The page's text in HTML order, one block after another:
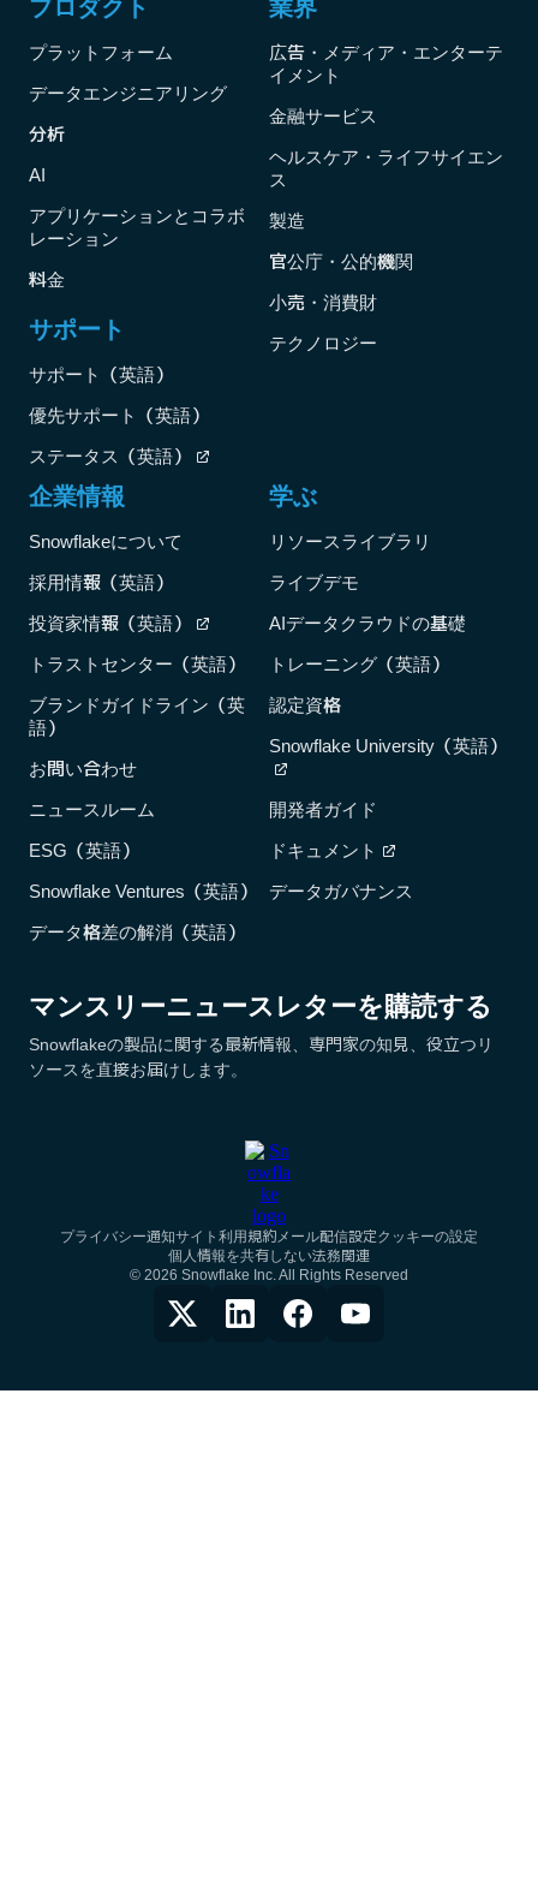
マンスリーニュースレターを購読する
Snowflakeの製品に関する最新情報、専門家の知見、役立つリ
ソースを直接お届けします。
プロダクト
プラットフォーム
データエンジニアリング
分析
AI
アプリケーションとコラボ
レーション
料金
サポート
サポート（英語）
優先サポート（英語）
ステータス（英語）
業界
広告・メディア・エンターテ
イメント
金融サービス
ヘルスケア・ライフサイエン
ス
製造
官公庁・公的機関
小売・消費財
テクノロジー
企業情報
Snowflakeについて
採用情報（英語）
投資家情報（英語）
トラストセンター（英語）
ブランドガイドライン（英
語）
お問い合わせ
ニュースルーム
ESG（英語）
Snowflake Ventures（英語）
データ格差の解消（英語）
学ぶ
リソースライブラリ
ライブデモ
AIデータクラウドの基礎
トレーニング（英語）
認定資格
Snowflake University（英語）
開発者ガイド
ドキュメント
データガバナンス
プライバシー通知サイト利用規約 メール配信設定クッキーの設定
個人情報を共有しない法務関連
© 2026 Snowflake Inc. All Rights Reserved